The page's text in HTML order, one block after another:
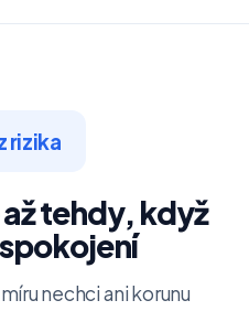
rizika
tehdy, když
nechci ani korunu